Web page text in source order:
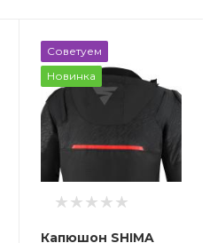
Советуем
Новинка
Капюшон SHIMA